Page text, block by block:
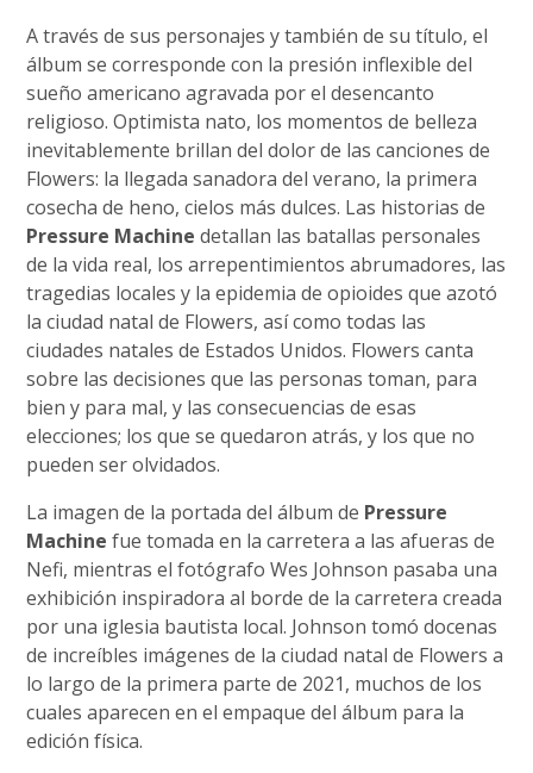
A través de sus personajes y también de su título, el
álbum se corresponde con la presión inflexible del
sueño americano agravada por el desencanto
religioso. Optimista nato, los momentos de belleza
inevitablemente brillan del dolor de las canciones de
Flowers: la llegada sanadora del verano, la primera
cosecha de heno, cielos más dulces. Las historias de
Pressure Machine detallan las batallas personales
de la vida real, los arrepentimientos abrumadores, las
tragedias locales y la epidemia de opioides que azotó
la ciudad natal de Flowers, así como todas las
ciudades natales de Estados Unidos. Flowers canta
sobre las decisiones que las personas toman, para
bien y para mal, y las consecuencias de esas
elecciones; los que se quedaron atrás, y los que no
pueden ser olvidados.
La imagen de la portada del álbum de Pressure
Machine fue tomada en la carretera a las afueras de
Nefi, mientras el fotógrafo Wes Johnson pasaba una
exhibición inspiradora al borde de la carretera creada
por una iglesia bautista local. Johnson tomó docenas
de increíbles imágenes de la ciudad natal de Flowers a
lo largo de la primera parte de 2021, muchos de los
cuales aparecen en el empaque del álbum para la
edición física.